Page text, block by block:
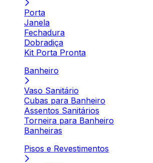
Porta
Janela
Fechadura
Dobradiça
Kit Porta Pronta
Banheiro
Vaso Sanitário
Cubas para Banheiro
Assentos Sanitários
Torneira para Banheiro
Banheiras
Pisos e Revestimentos